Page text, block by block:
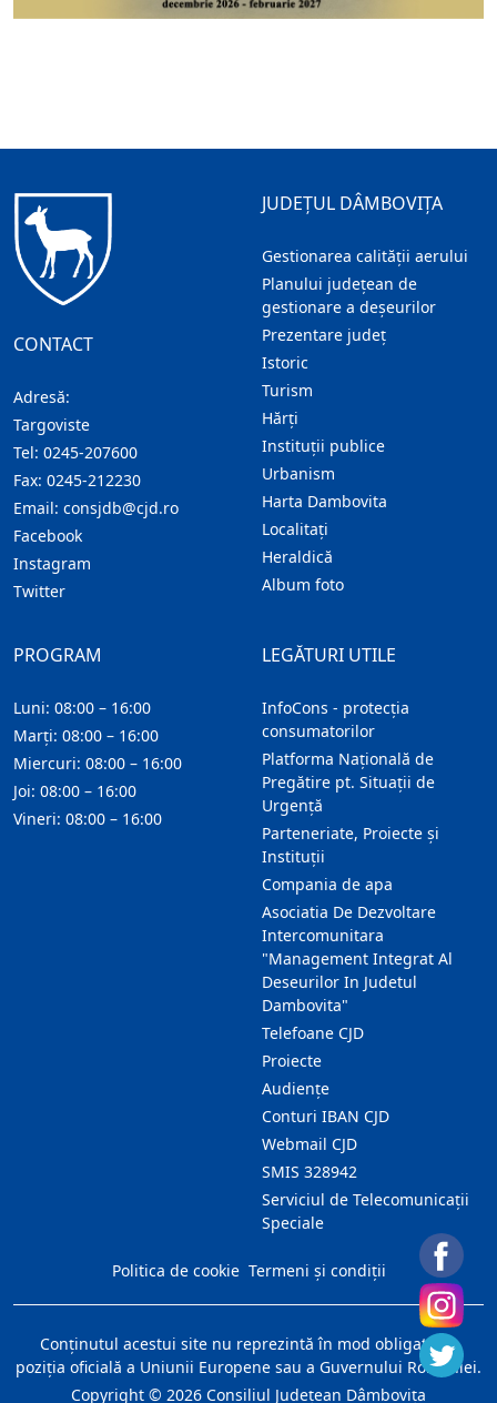
CONTACT
Adresă:
Targoviste
Tel: 0245-207600
Fax: 0245-212230
Email: consjdb@cjd.ro
Facebook
Instagram
Twitter
JUDEȚUL DÂMBOVIȚA
Gestionarea calității aerului
Planului județean de
gestionare a deșeurilor
Prezentare judeţ
Istoric
Turism
Hărţi
Instituţii publice
Urbanism
Harta Dambovita
Localitaţi
Heraldică
Album foto
LEGĂTURI UTILE
InfoCons - protecția
consumatorilor
Platforma Națională de
Pregătire pt. Situații de
Urgență
Parteneriate, Proiecte și
Instituții
Compania de apa
Asociatia De Dezvoltare
Intercomunitara
"Management Integrat Al
Deseurilor In Judetul
Dambovita"
Telefoane CJD
Proiecte
Audienţe
Conturi IBAN CJD
Webmail CJD
SMIS 328942
Serviciul de Telecomunicații
Speciale
PROGRAM
Luni: 08:00 – 16:00
Marți: 08:00 – 16:00
Miercuri: 08:00 – 16:00
Joi: 08:00 – 16:00
Vineri: 08:00 – 16:00
Politica de cookie Termeni și condiții
Conţinutul acestui site nu reprezintă în mod obligatoriu
poziţia oficială a Uniunii Europene sau a Guvernului României.
Copyright © 2026 Consiliul Judeţean Dâmboviţa